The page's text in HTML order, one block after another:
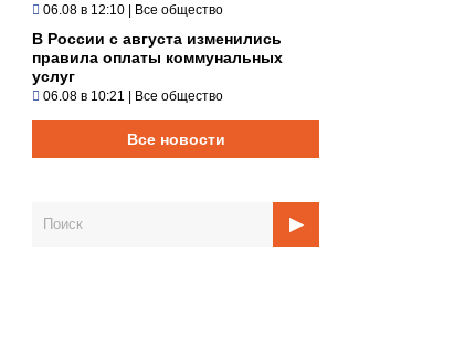
06.08 в 12:10 | Все общество
В России с августа изменились
правила оплаты коммунальных
услуг
06.08 в 10:21 | Все общество
Все новости